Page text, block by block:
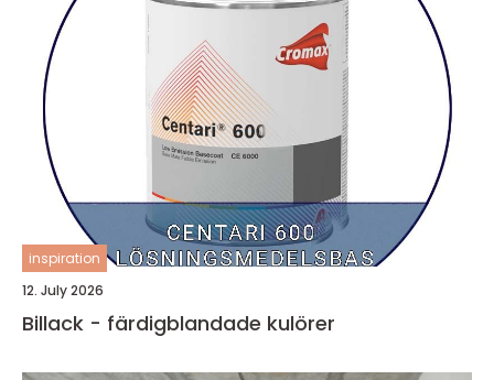
inspiration
12. July 2026
Billack - färdigblandade kulörer